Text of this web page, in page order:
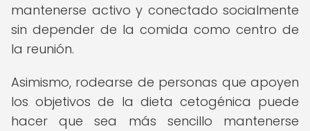
mantenerse activo y conectado socialmente
sin depender de la comida como centro de
la reunión.
Asimismo, rodearse de personas que apoyen
los objetivos de la dieta cetogénica puede
hacer que sea más sencillo mantenerse